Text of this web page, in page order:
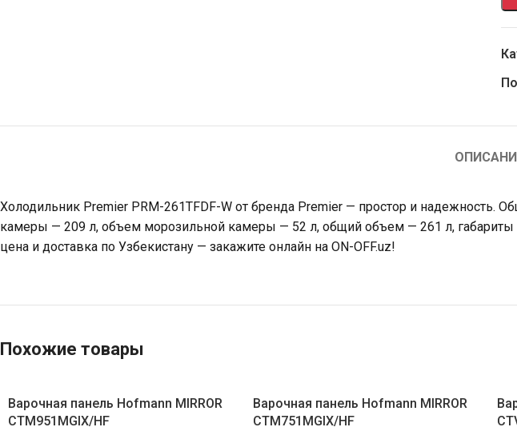
Холодильник Premier PRM-261TFDF-W от бренда Premier — простор и надежность.
камеры — 209 л, объем морозильной камеры — 52 л, общий объем — 261 л,
цена и доставка по Узбекистану — закажите онлайн на ON-OFF.uz!
Похожие товары
Варочная панель Hofmann MIRROR
CTM951MGIX/HF
Варочная панель Hofmann MIRROR
CTM751MGIX/HF